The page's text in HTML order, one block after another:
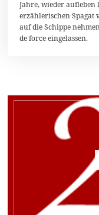
m
b
e
Jahre, wieder
erzählerischen Spagat
auf die Schippe
de force eingelassen.